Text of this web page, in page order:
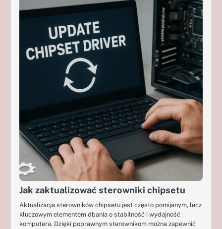
Jak zaktualizować sterowniki chipsetu
Aktualizacja sterowników chipsetu jest często pomijanym, lecz
kluczowym elementem dbania o stabilność i wydajność
komputera. Dzięki poprawnym sterownikom można zapewnić